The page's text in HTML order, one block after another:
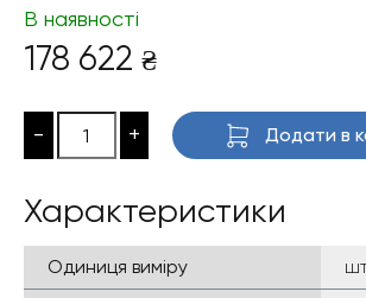
В наявності
178 622 ₴
- + Додати в
Характеристики
Одиниця виміру